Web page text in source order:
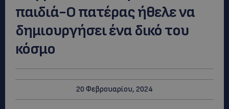
παιδιά-Ο πατέρας ήθελε να
δημιουργήσει ένα δικό του
κόσμο
20 Φεβρουαρίου, 2024